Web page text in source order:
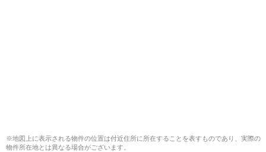
※地図上に表示される物件の位置は付近住所に所在することを表すものであり、実際の
物件所在地とは異なる場合がございます。